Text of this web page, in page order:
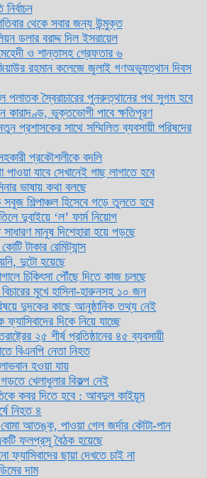
থেকে সবার জন্য উন্মুক্ত
ডলার বরাদ্দ দিল ইসরায়েল
ও শান্তাসহ গ্রেফতার ৬
রহমান কলেজে জুলাই গণঅভ্যুত্থান দিবস
পলাতক স্বৈরাচারের পুনরুত্থানের পথ সুগম হবে
কারাদণ্ড, ভুক্তভোগী পাবে ক্ষতিপূরণ
প্রশাসকের সাথে সম্মিলিত ব্যবসায়ী পরিষদের
প্রকৌশলীকে বদলি
পাওয়া যাবে সেখানেই গাছ লাগাতে হবে
ভাষায় কথা বলছে
শিল্পাঞ্চল হিসেবে গড়ে তুলতে হবে
দুবাইয়ে ‌‘ল’ ফার্ম নিয়োগ
সাধারণ মানুষ দিশেহারা হয়ে পড়ছে
টাকার রেমিট্যান্স
দুটো হয়েছে
চিকিৎসা পৌঁছে দিতে কাজ চলছে
বিচারের মুখে হাসিনা-হারুনসহ ১০ জন
দুদকের কাছে আনুষ্ঠানিক তথ্য নেই
দিকে নিয়ে যাচ্ছে
২৫ শীর্ষ প্রতিষ্ঠানের ৪৫ ব্যবসায়ী
বিএনপি নেতা নিহত
হওয়া যায়
খেলাধুলার বিকল্প নেই
কবর দিতে হবে : আবদুল কাইয়ূম
নিহত ৪
আতঙ্ক, পাওয়া গেল জর্দার কৌটা-পান
একটি ফলপ্রসূ বৈঠক হয়েছে
ফ্যাসিবাদের ছায়া দেখতে চাই না
দাম